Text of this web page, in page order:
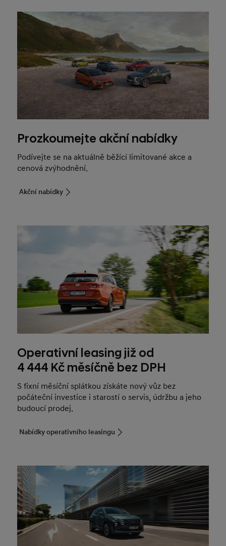
Prozkoumejte akční nabídky
Podívejte se na aktuálně běžící limitované akce a
cenová zvýhodnění.
Akční nabídky
Operativní leasing již od
4 444 Kč měsíčně bez DPH
S fixní měsíční splátkou získáte nový vůz bez
počáteční investice i starostí o servis, údržbu a jeho
budoucí prodej.
Nabídky operativního leasingu